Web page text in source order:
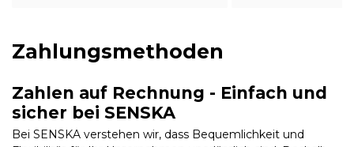
Zahlungsmethoden
Zahlen auf Rechnung - Einfach und
sicher bei SENSKA
Bei SENSKA verstehen wir, dass Bequemlichkeit und